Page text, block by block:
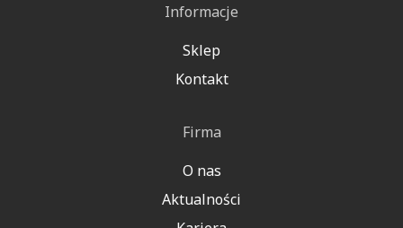
Informacje
Sklep
Kontakt
Firma
O nas
Aktualności